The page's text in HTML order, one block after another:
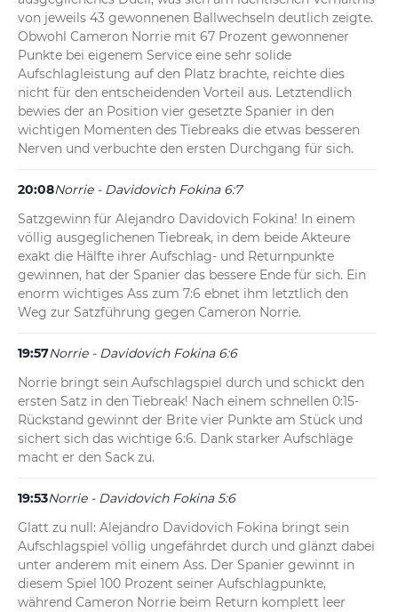
von jeweils 43 gewonnenen Ballwechseln deutlich zeigte.
Obwohl Cameron Norrie mit 67 Prozent gewonnener
Punkte bei eigenem Service eine sehr solide
Aufschlagleistung auf den Platz brachte, reichte dies
nicht für den entscheidenden Vorteil aus. Letztendlich
bewies der an Position vier gesetzte Spanier in den
wichtigen Momenten des Tiebreaks die etwas besseren
Nerven und verbuchte den ersten Durchgang für sich.
20:08Norrie - Davidovich Fokina 6:7
Satzgewinn für Alejandro Davidovich Fokina! In einem
völlig ausgeglichenen Tiebreak, in dem beide Akteure
exakt die Hälfte ihrer Aufschlag- und Returnpunkte
gewinnen, hat der Spanier das bessere Ende für sich. Ein
enorm wichtiges Ass zum 7:6 ebnet ihm letztlich den
Weg zur Satzführung gegen Cameron Norrie.
19:57Norrie - Davidovich Fokina 6:6
Norrie bringt sein Aufschlagspiel durch und schickt den
ersten Satz in den Tiebreak! Nach einem schnellen 0:15-
Rückstand gewinnt der Brite vier Punkte am Stück und
sichert sich das wichtige 6:6. Dank starker Aufschläge
macht er den Sack zu.
19:53Norrie - Davidovich Fokina 5:6
Glatt zu null: Alejandro Davidovich Fokina bringt sein
Aufschlagspiel völlig ungefährdet durch und glänzt dabei
unter anderem mit einem Ass. Der Spanier gewinnt in
diesem Spiel 100 Prozent seiner Aufschlagpunkte,
während Cameron Norrie beim Return komplett leer